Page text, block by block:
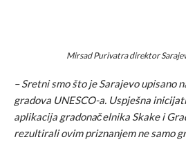
Mirsad Purivatra direktor
– Sretni smo što je Sarajevo upisano
gradova UNESCO-a. Uspješna
aplikacija gradonačelnika Skake i
rezultirali ovim priznanjem ne samo